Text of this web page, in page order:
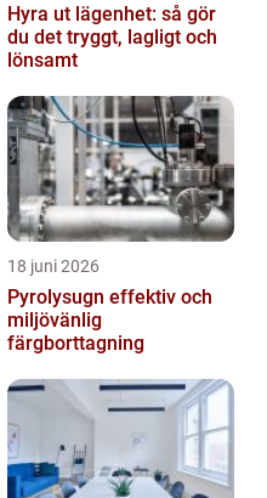
Hyra ut lägenhet: så gör
du det tryggt, lagligt och
lönsamt
18 juni 2026
Pyrolysugn effektiv och
miljövänlig
färgborttagning